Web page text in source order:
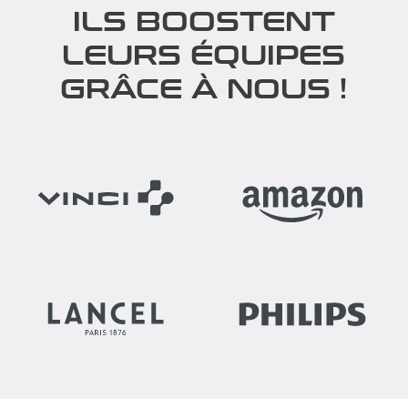
ILS BOOSTENT
LEURS ÉQUIPES
GRÂCE À NOUS !